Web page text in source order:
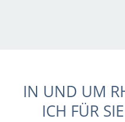
IN UND UM
ICH FÜR